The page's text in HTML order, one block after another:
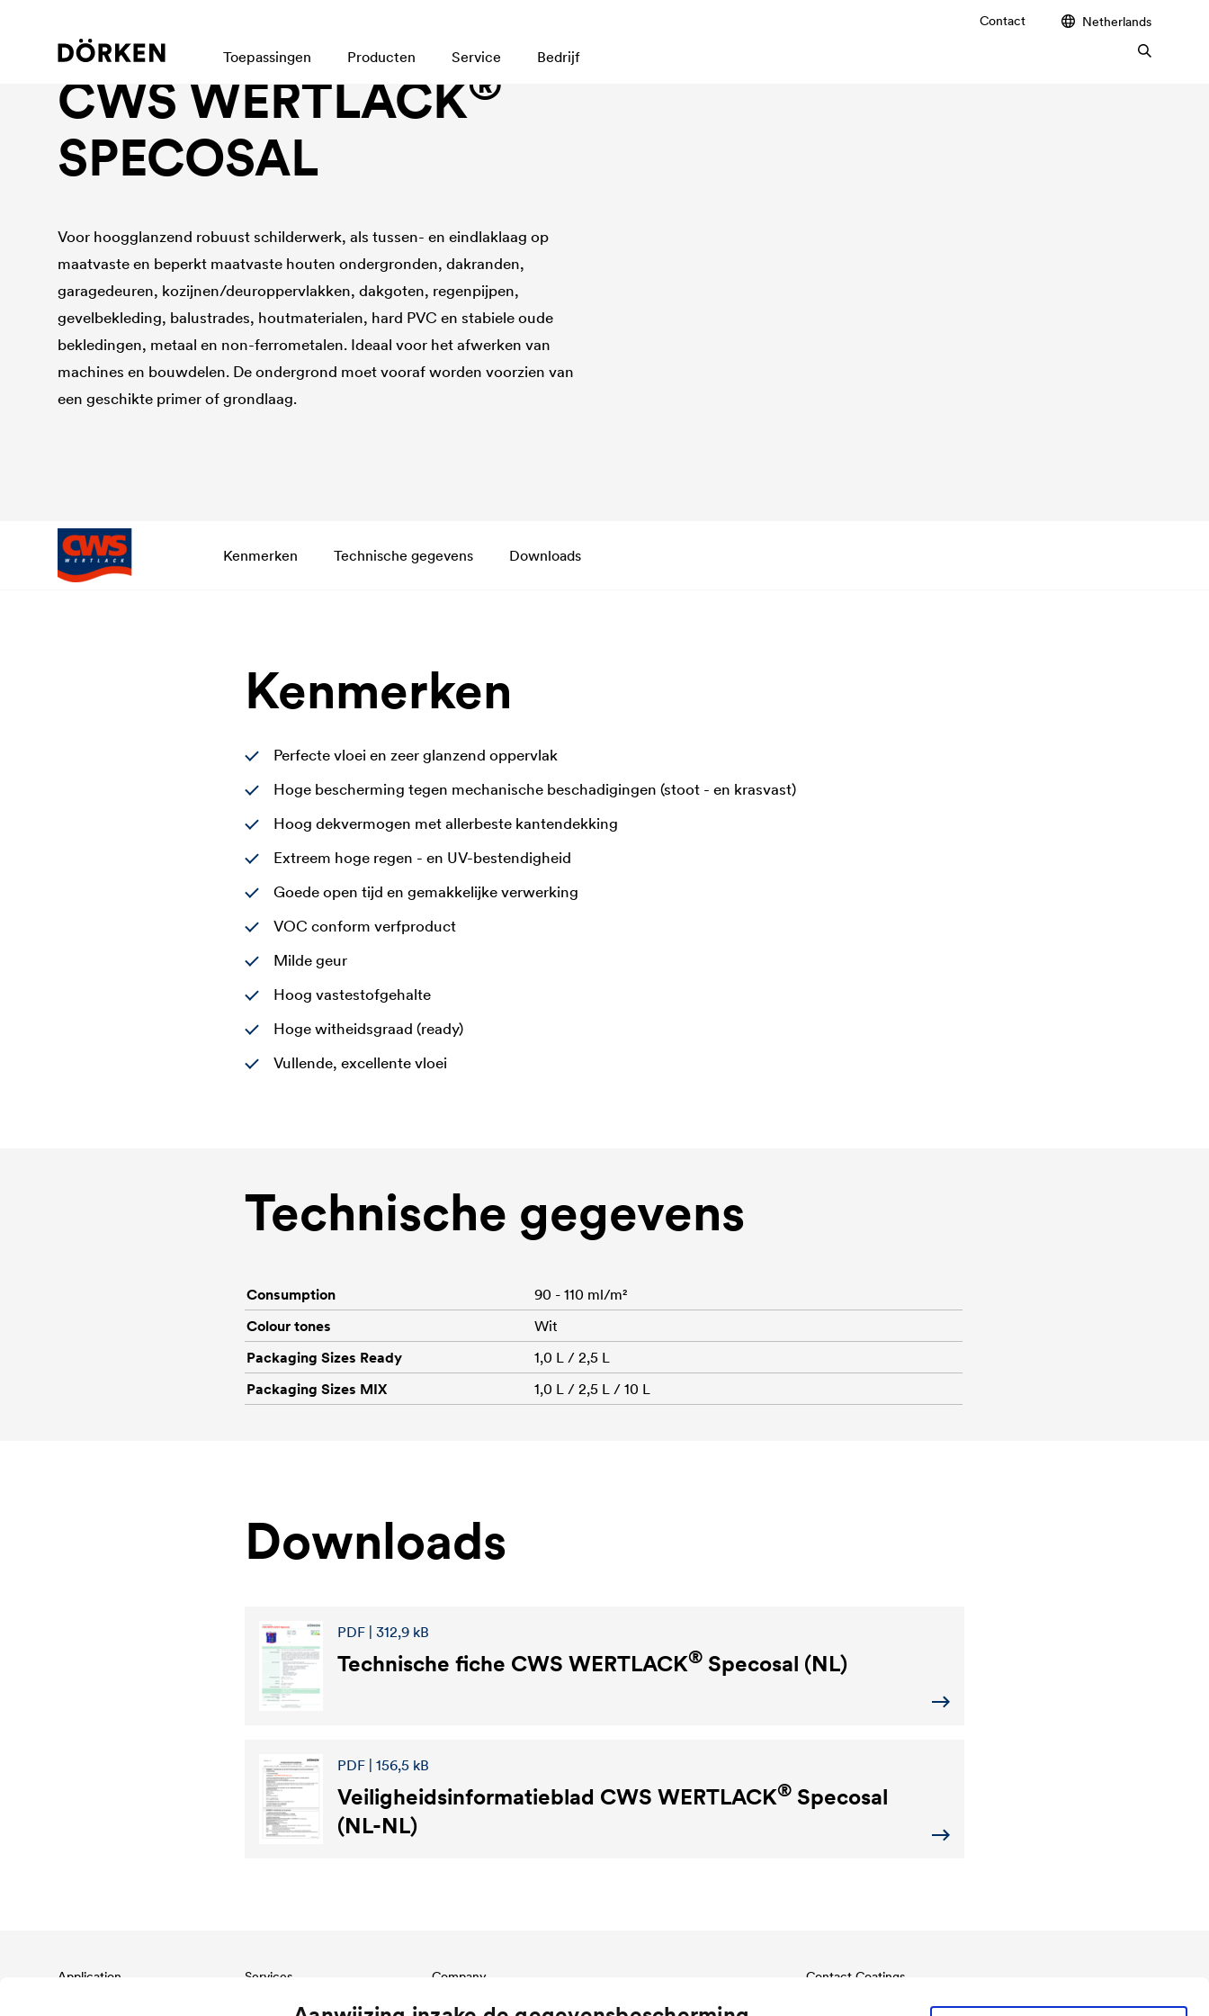
Contact Netherlands
Toepassingen Producten Service Bedrijf
Bouwlakken Oplosmiddelhoudende lakken
CWS WERTLACK®
SPECOSAL
Voor hoogglanzend robuust schilderwerk, als tussen- en eindlaklaag op
maatvaste en beperkt maatvaste houten ondergronden, dakranden,
garagedeuren, kozijnen/deuroppervlakken, dakgoten, regenpijpen,
gevelbekleding, balustrades, houtmaterialen, hard PVC en stabiele oude
bekledingen, metaal en non-ferrometalen. Ideaal voor het afwerken van
machines en bouwdelen. De ondergrond moet vooraf worden voorzien van
een geschikte primer of grondlaag.
Kenmerken Technische gegevens Downloads
Kenmerken
Perfecte vloei en zeer glanzend oppervlak
Hoge bescherming tegen mechanische beschadigingen (stoot - en krasvast)
Hoog dekvermogen met allerbeste kantendekking
Extreem hoge regen - en UV-bestendigheid
Goede open tijd en gemakkelijke verwerking
VOC conform verfproduct
Milde geur
Hoog vastestofgehalte
Hoge witheidsgraad (ready)
Vullende, excellente vloei
Technische gegevens
Consumption
90 - 110 ml/m²
Colour tones
Wit
Packaging Sizes Ready
1,0 L / 2,5 L
Packaging Sizes MIX
1,0 L / 2,5 L / 10 L
Downloads
PDF | 312,9 kB
Technische fiche CWS WERTLACK® Specosal (NL)
PDF | 156,5 kB
Veiligheidsinformatieblad CWS WERTLACK® Specosal
(NL-NL)
Application Services Company
Structure
Contact Coatings